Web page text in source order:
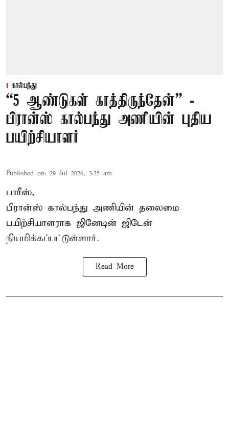
கால்பந்து
“5 ஆண்டுகள் காத்திருந்தேன்” -
பிரான்ஸ் கால்பந்து அணியின் புதிய
பயிற்சியாளர்
Published on: 29 Jul 2026, 3:25 am
பாரீஸ்,
பிரான்ஸ் கால்பந்து அணியின் தலைமை
பயிற்சியாளராக ஜினேடின் ஜிடேன்
நியமிக்கப்பட்டுள்ளார்.
Read More